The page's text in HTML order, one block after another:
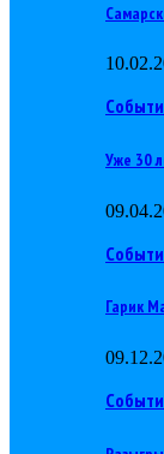
Уже 30
Гарик